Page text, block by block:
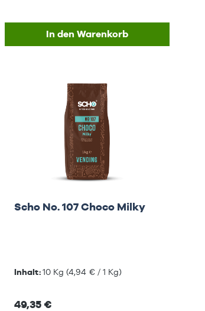
In den Warenkorb
Scho No. 107 Choco Milky
Inhalt:10 Kg (4,94 € / 1 Kg)
49,35 €